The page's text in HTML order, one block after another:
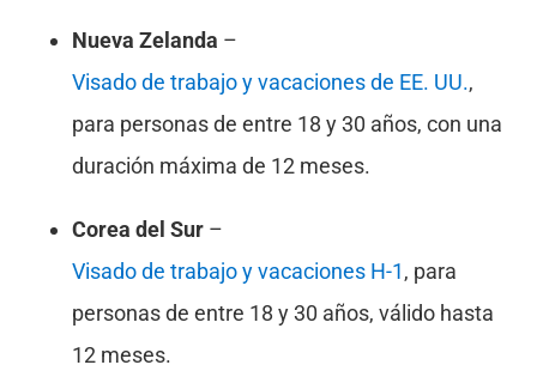
Nueva Zelanda –
Visado de trabajo y vacaciones de EE. UU.,
para personas de entre 18 y 30 años, con una
duración máxima de 12 meses.
Corea del Sur –
Visado de trabajo y vacaciones H-1, para
personas de entre 18 y 30 años, válido hasta
12 meses.